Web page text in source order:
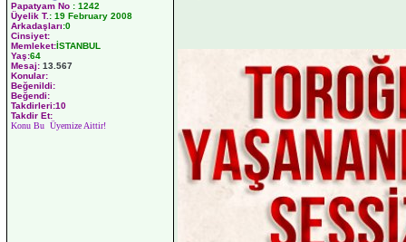
Papatyam No : 1242
Üyelik T.: 19 February 2008
Arkadaşları:0
Cinsiyet:
Memleket:İSTANBUL
Yaş:64
Mesaj: 13.567
Konular:
Beğenildi:
Beğendi:
Takdirleri:10
Takdir Et:
Konu Bu Üyemize Aittir!